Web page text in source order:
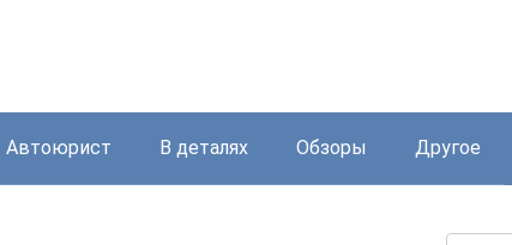
Автоюрист В деталях Обзоры Другое